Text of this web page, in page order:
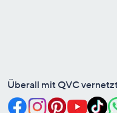
Überall mit QVC